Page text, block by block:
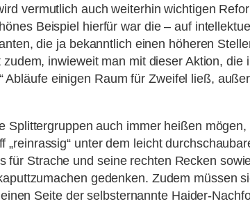
vermutlich auch weiterhin wichtigen
Beispiel hierfür war die – auf
die ja bekanntlich einen höheren
inwieweit man mit dieser Aktion,
Abläufe einigen Raum für Zweifel ließ,
Splittergruppen auch immer heißen
unter dem leicht
Strache und seine rechten Recken
gedenken. Zudem müssen
Seite der selbsternannte Haider-